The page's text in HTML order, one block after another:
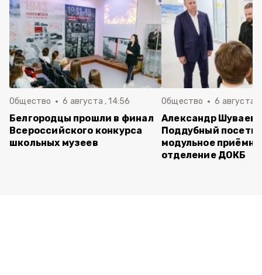
Общество 6 августа , 14:56
Белгородцы прошли в финал
Всероссийского конкурса
школьных музеев
Общество 6 августа ,
Александр Шуваев
Поддубный
модульное
отделение ДОКБ